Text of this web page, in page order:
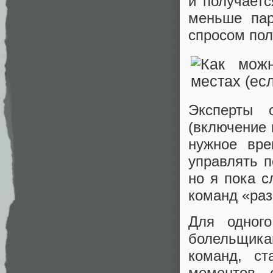
меньше
спросом
Эксперты
(включение
нужное
управлять
но я пока
команд
Для
команд,